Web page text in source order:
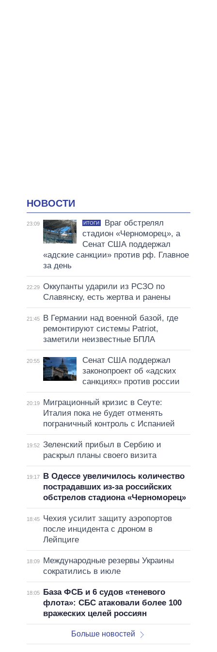
НОВОСТИ
23:09 ИТОГИ
Враг обстрелял
стадион «Черноморец», а
Сенат США поддержал
«адские санкции» против рф. Главное
за день
22:29 Оккупанты ударили из РСЗО по
Славянску, есть жертва и ранены
21:45
В Германии над военной базой, где
ремонтируют системы Patriot,
заметили неизвестные БПЛА
20:55
Сенат США поддержал
законопроект об «адских
санкциях» против россии
20:19
Миграционный кризис в Сеуте:
Италия пока не будет отменять
пограничный контроль с Испанией
19:52 Зеленский прибыл в Сербию и
раскрыл планы своего визита
19:17
В Одессе увеличилось количество
пострадавших из-за российских
обстрелов стадиона «Черноморец»
18:45
Чехия усилит защиту аэропортов
после инцидента с дроном в
Лейпциге
18:09
Международные резервы Украины
сократились в июле
18:05
База ФСБ и 6 судов «теневого
флота»: СБС атаковали более 100
вражеских целей россиян
Больше новостей